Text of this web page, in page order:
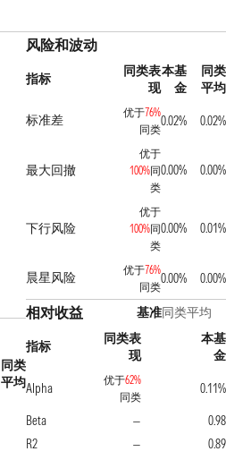
同类
平均
风险和波动
指标
同类表
现
本基
金
同类
平均
标准差
优于76%
同类
0.02% 0.02%
最大回撤
优于
100%同
类
0.00% 0.00%
下行风险
优于
100%同
类
0.00% 0.01%
晨星风险 优于76%
同类
0.00% 0.00%
相对收益 基准同类平均
指标
同类表
现
本基
金
Alpha
优于62%
同类
0.11%
Beta
—
0.98
R2
—
0.89